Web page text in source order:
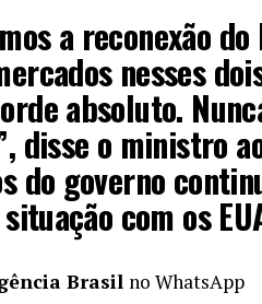
a reconexão
nesses
absoluto.
disse o ministro
do governo
com os
Brasil no WhatsApp